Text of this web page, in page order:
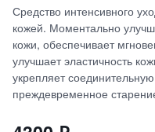
Средство интенсивного
кожей. Моментально
кожи, обеспечивает
улучшает эластичность
укрепляет
преждевременное